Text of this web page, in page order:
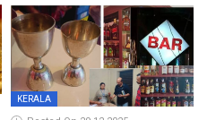
കളിക്കുന്നതിനിടെ
KERALA